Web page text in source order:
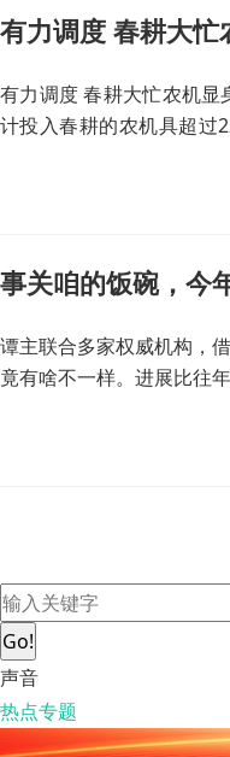
有力调度 春耕大忙
有力调度 春耕大忙农机显
计投入春耕的农机具超过
万人次，20多万个农机服
事关咱的饭碗，今
谭主联合多家权威机构，
竟有啥不一样。进展比往
Go!
声音
热点专题